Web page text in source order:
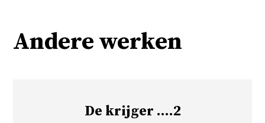
Andere werken
De krijger ….2